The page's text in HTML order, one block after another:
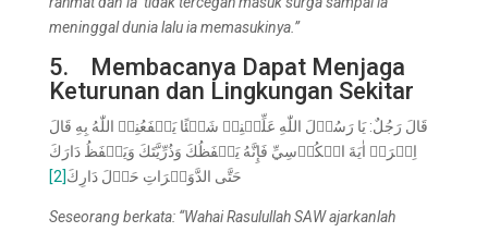
meninggal dunia lalu ia memasukinya. ”
5. Membacanya Dapat Menjaga
Keturunan dan Lingkungan Sekitar
قَالَ رَجُلٌ: يَا رَسُوۡلَ اللّٰهِ عَلِّمۡنِيۡ شَيۡئًا يَنۡفَعُنِيۡ اللّٰهُ بِهِ قَالَ
اِقۡرَأۡ اٰيَةَ الۡكُرۡسِيِّ فَإِنَّهُ يَحۡفَظُكَ وَذُرِّيَّتَكَ وَيَحۡفَظُ دَارَكَ
حَتَّى الدَّوَيۡرَاتِ حَوۡلَ دَارِكَ[2]
Seseorang berkata: “Wahai Rasulullah SAW ajarkanlah